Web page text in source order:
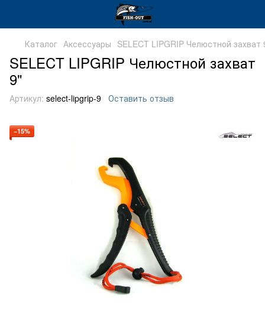
Каталог Аксессуары SELECT LIPGRIP Челюстной захват
SELECT LIPGRIP Челюстной захват
9"
Артикул: select-lipgrip-9 Оставить отзыв
−15%